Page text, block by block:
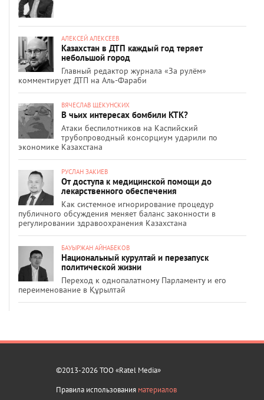
АЛЕКСЕЙ АЛЕКСЕЕВ
Казахстан в ДТП каждый год теряет
небольшой город
Главный редактор журнала «За рулём»
комментирует ДТП на Аль-Фараби
ВЯЧЕСЛАВ ЩЕКУНСКИХ
В чьих интересах бомбили КТК?
Атаки беспилотников на Каспийский
трубопроводный консорциум ударили по
экономике Казахстана
РУСЛАН ЗАКИЕВ
От доступа к медицинской помощи до
лекарственного обеспечения
Как системное игнорирование процедур
публичного обсуждения меняет баланс законности в
регулировании здравоохранения Казахстана
БАУЫРЖАН АЙНАБЕКОВ
Национальный курултай и перезапуск
политической жизни
Переход к однопалатному Парламенту и его
переименование в Құрылтай
©2013-2026 ТОО «Ratel Media»
Правила использования материалов